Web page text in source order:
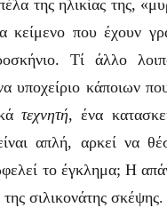
της ηλικίας της,
κείμενο που έχουν
Τί άλλο
υποχείριο κάποιων
τεχνητή, ένα
απλή, αρκεί να
το έγκλημα; Η
σιλικονάτης σκέψης.